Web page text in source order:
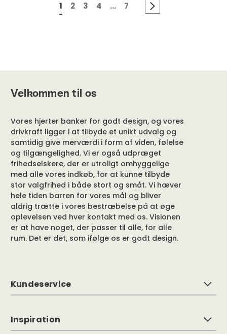
1 2 3 4 ... 7
Velkommen til os
Vores hjerter banker for godt design, og vores
drivkraft ligger i at tilbyde et unikt udvalg og
samtidig give merværdi i form af viden, følelse
og tilgængelighed. Vi er også udpræget
frihedselskere, der er utroligt omhyggelige
med alle vores indkøb, for at kunne tilbyde
stor valgfrihed i både stort og småt. Vi hæver
hele tiden barren for vores mål og bliver
aldrig trætte i vores bestræbelse på at øge
oplevelsen ved hver kontakt med os. Visionen
er at have noget, der passer til alle, for alle
rum. Det er det, som ifølge os er godt design.
Kundeservice
Inspiration